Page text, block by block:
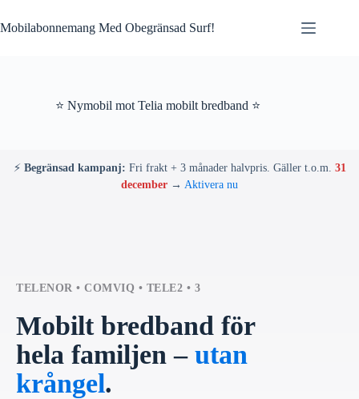
to
content
Mobilabonnemang Med Obegränsad Surf!
⭐ Nymobil mot Telia mobilt bredband ⭐
⚡ Begränsad kampanj: Fri frakt + 3 månader halvpris. Gäller t.o.m. 31
december → Aktivera nu
TELENOR • COMVIQ • TELE2 • 3
Mobilt bredband för
hela familjen – utan
krångel.